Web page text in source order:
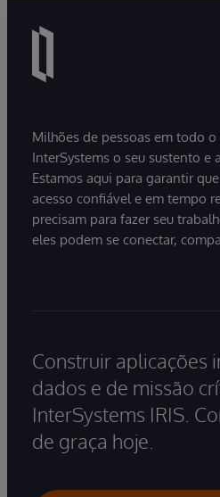
Milhões de pessoas em todo
InterSystems o seu sustento e
Estamos aqui para garantir
acesso confiável e em tempo
precisam para fazer seu
eles podem se conectar,
Construir aplicações
dados e de missão
InterSystems IRIS.
de graça hoje.